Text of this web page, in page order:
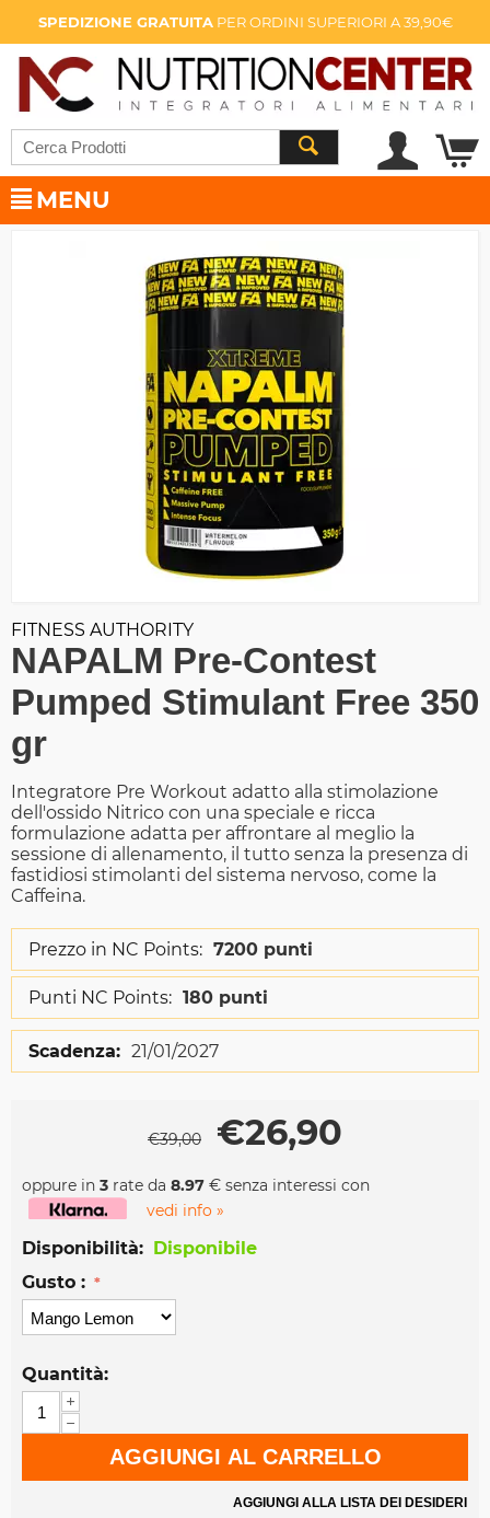
SPEDIZIONE GRATUITAPER ORDINI SUPERIORI A 39,90€
MENU
FITNESS AUTHORITY
NAPALM Pre-Contest
Pumped Stimulant Free 350
gr
Integratore Pre Workout adatto alla stimolazione
dell'ossido Nitrico con una speciale e ricca
formulazione adatta per affrontare al meglio la
sessione di allenamento, il tutto senza la presenza di
fastidiosi stimolanti del sistema nervoso, come la
Caffeina.
Prezzo in NC Points: 7200 punti
Punti NC Points: 180 punti
Scadenza: 21/01/2027
€39,00 €26,90
oppure in 3 rate da 8.97 € senza interessi con
vedi info »
Disponibilità:
Disponibile
Gusto :
Quantità:
+
−
AGGIUNGI AL CARRELLO
AGGIUNGI ALLA LISTA DEI DESIDERI